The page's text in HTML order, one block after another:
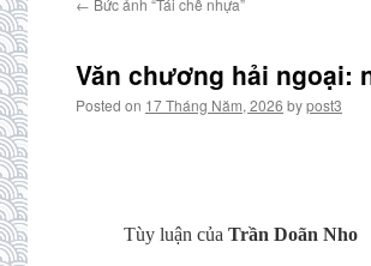
← Bức ảnh “Tái chế nhựa”
Văn chương hải ngoại:
Posted on 17 Tháng Năm, 2026 bypost3
Tùy luận của Trần Doãn Nho